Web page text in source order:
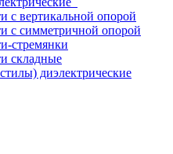
с вертикальной опорой
с симметричной опорой
стремянки
складные
диэлектрические